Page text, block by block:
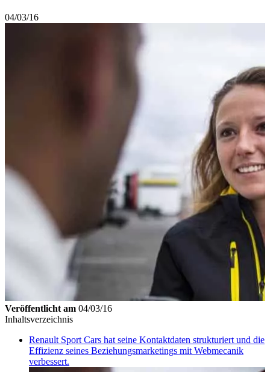
04/03/16
Veröffentlicht am 04/03/16
Inhaltsverzeichnis
Renault Sport Cars hat seine Kontaktdaten strukturiert und die
Effizienz seines Beziehungsmarketings mit Webmecanik
verbessert.